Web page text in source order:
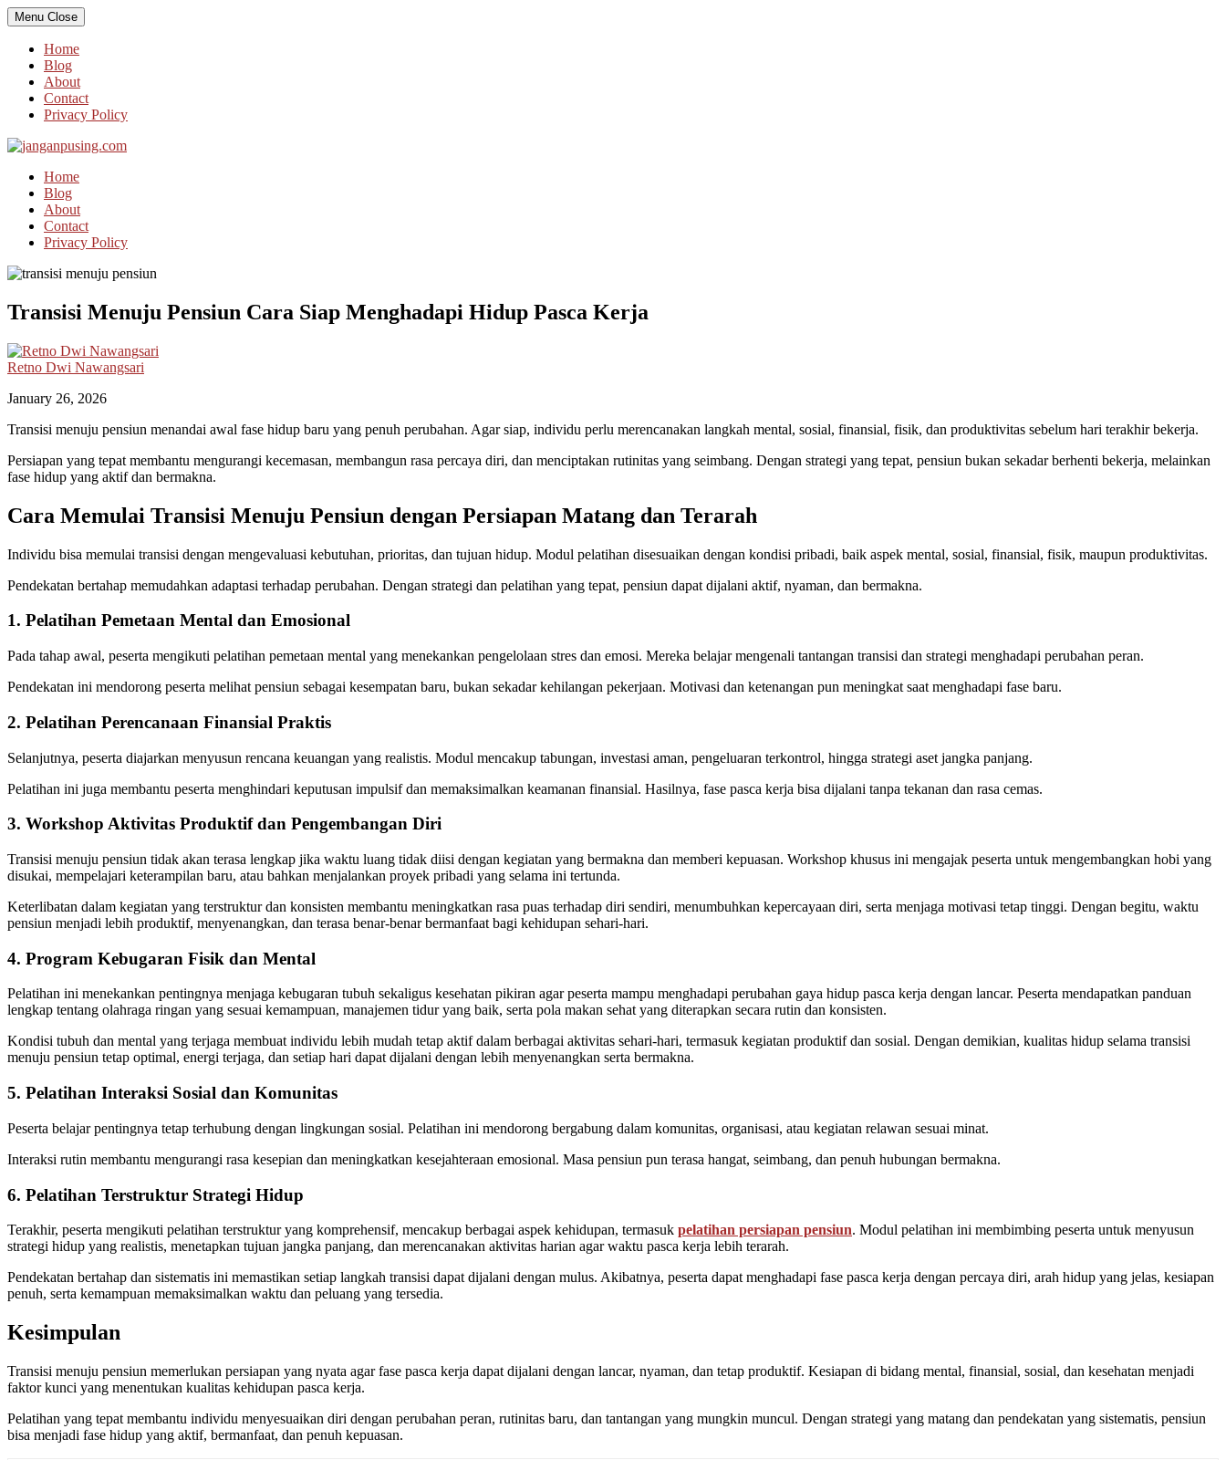
Skip
to
content
Menu Close
Home
Blog
About
Contact
Privacy Policy
Home
Blog
About
Contact
Privacy Policy
Transisi Menuju Pensiun Cara Siap Menghadapi Hidup Pasca Kerja
Retno Dwi Nawangsari
January 26, 2026
Transisi menuju pensiun menandai awal fase hidup baru yang penuh perubahan. Agar siap, individu perlu merencanakan langkah mental, sosial, finansial, fisik, dan produktivitas sebelum hari terakhir bekerja.
Persiapan yang tepat membantu mengurangi kecemasan, membangun rasa percaya diri, dan menciptakan rutinitas yang seimbang. Dengan strategi yang tepat, pensiun bukan sekadar berhenti bekerja, melainkan
fase hidup yang aktif dan bermakna.
Cara Memulai Transisi Menuju Pensiun dengan Persiapan Matang dan Terarah
Individu bisa memulai transisi dengan mengevaluasi kebutuhan, prioritas, dan tujuan hidup. Modul pelatihan disesuaikan dengan kondisi pribadi, baik aspek mental, sosial, finansial, fisik, maupun produktivitas.
Pendekatan bertahap memudahkan adaptasi terhadap perubahan. Dengan strategi dan pelatihan yang tepat, pensiun dapat dijalani aktif, nyaman, dan bermakna.
1. Pelatihan Pemetaan Mental dan Emosional
Pada tahap awal, peserta mengikuti pelatihan pemetaan mental yang menekankan pengelolaan stres dan emosi. Mereka belajar mengenali tantangan transisi dan strategi menghadapi perubahan peran.
Pendekatan ini mendorong peserta melihat pensiun sebagai kesempatan baru, bukan sekadar kehilangan pekerjaan. Motivasi dan ketenangan pun meningkat saat menghadapi fase baru.
2. Pelatihan Perencanaan Finansial Praktis
Selanjutnya, peserta diajarkan menyusun rencana keuangan yang realistis. Modul mencakup tabungan, investasi aman, pengeluaran terkontrol, hingga strategi aset jangka panjang.
Pelatihan ini juga membantu peserta menghindari keputusan impulsif dan memaksimalkan keamanan finansial. Hasilnya, fase pasca kerja bisa dijalani tanpa tekanan dan rasa cemas.
3. Workshop Aktivitas Produktif dan Pengembangan Diri
Transisi menuju pensiun tidak akan terasa lengkap jika waktu luang tidak diisi dengan kegiatan yang bermakna dan memberi kepuasan. Workshop khusus ini mengajak peserta untuk mengembangkan hobi yang
disukai, mempelajari keterampilan baru, atau bahkan menjalankan proyek pribadi yang selama ini tertunda.
Keterlibatan dalam kegiatan yang terstruktur dan konsisten membantu meningkatkan rasa puas terhadap diri sendiri, menumbuhkan kepercayaan diri, serta menjaga motivasi tetap tinggi. Dengan begitu, waktu
pensiun menjadi lebih produktif, menyenangkan, dan terasa benar-benar bermanfaat bagi kehidupan sehari-hari.
4. Program Kebugaran Fisik dan Mental
Pelatihan ini menekankan pentingnya menjaga kebugaran tubuh sekaligus kesehatan pikiran agar peserta mampu menghadapi perubahan gaya hidup pasca kerja dengan lancar. Peserta mendapatkan panduan
lengkap tentang olahraga ringan yang sesuai kemampuan, manajemen tidur yang baik, serta pola makan sehat yang diterapkan secara rutin dan konsisten.
Kondisi tubuh dan mental yang terjaga membuat individu lebih mudah tetap aktif dalam berbagai aktivitas sehari-hari, termasuk kegiatan produktif dan sosial. Dengan demikian, kualitas hidup selama transisi
menuju pensiun tetap optimal, energi terjaga, dan setiap hari dapat dijalani dengan lebih menyenangkan serta bermakna.
5. Pelatihan Interaksi Sosial dan Komunitas
Peserta belajar pentingnya tetap terhubung dengan lingkungan sosial. Pelatihan ini mendorong bergabung dalam komunitas, organisasi, atau kegiatan relawan sesuai minat.
Interaksi rutin membantu mengurangi rasa kesepian dan meningkatkan kesejahteraan emosional. Masa pensiun pun terasa hangat, seimbang, dan penuh hubungan bermakna.
6. Pelatihan Terstruktur Strategi Hidup
Terakhir, peserta mengikuti pelatihan terstruktur yang komprehensif, mencakup berbagai aspek kehidupan, termasuk pelatihan persiapan pensiun. Modul pelatihan ini membimbing peserta untuk menyusun
strategi hidup yang realistis, menetapkan tujuan jangka panjang, dan merencanakan aktivitas harian agar waktu pasca kerja lebih terarah.
Pendekatan bertahap dan sistematis ini memastikan setiap langkah transisi dapat dijalani dengan mulus. Akibatnya, peserta dapat menghadapi fase pasca kerja dengan percaya diri, arah hidup yang jelas, kesiapan
penuh, serta kemampuan memaksimalkan waktu dan peluang yang tersedia.
Kesimpulan
Transisi menuju pensiun memerlukan persiapan yang nyata agar fase pasca kerja dapat dijalani dengan lancar, nyaman, dan tetap produktif. Kesiapan di bidang mental, finansial, sosial, dan kesehatan menjadi
faktor kunci yang menentukan kualitas kehidupan pasca kerja.
Pelatihan yang tepat membantu individu menyesuaikan diri dengan perubahan peran, rutinitas baru, dan tantangan yang mungkin muncul. Dengan strategi yang matang dan pendekatan yang sistematis, pensiun
bisa menjadi fase hidup yang aktif, bermanfaat, dan penuh kepuasan.